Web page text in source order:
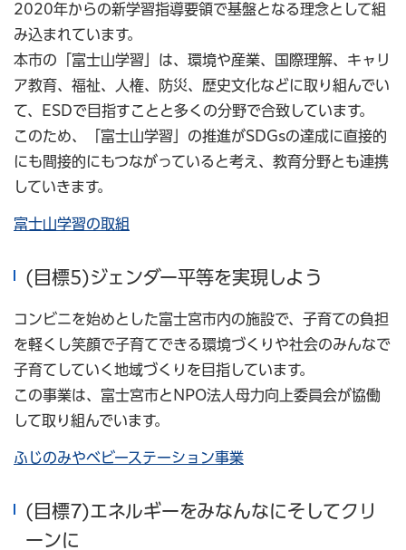
2020年からの新学習指導要領で基盤となる理念として組
み込まれています。
本市の「富士山学習」は、環境や産業、国際理解、キャリ
ア教育、福祉、人権、防災、歴史文化などに取り組んでい
て、ESDで目指すことと多くの分野で合致しています。
このため、「富士山学習」の推進がSDGsの達成に直接的
にも間接的にもつながっていると考え、教育分野とも連携
していきます。
富士山学習の取組
(目標5)ジェンダー平等を実現しよう
コンビニを始めとした富士宮市内の施設で、子育ての負担
を軽くし笑顔で子育てできる環境づくりや社会のみんなで
子育てしていく地域づくりを目指しています。
この事業は、富士宮市とNPO法人母力向上委員会が協働
して取り組んでいます。
ふじのみやベビーステーション事業
(目標7)エネルギーをみなんなにそしてクリ
ーンに